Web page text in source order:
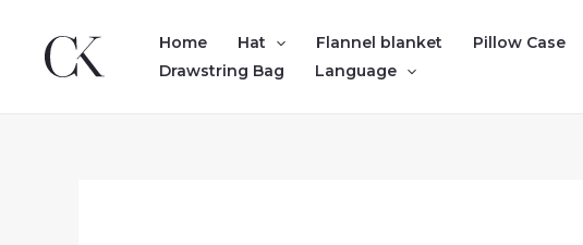
content
Home Hat Flannel blanket Pillow Case
Drawstring Bag
Language